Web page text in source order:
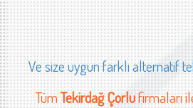
Ve size uygun farklı alternatif
TümTekirdağ Çorlufirmaları